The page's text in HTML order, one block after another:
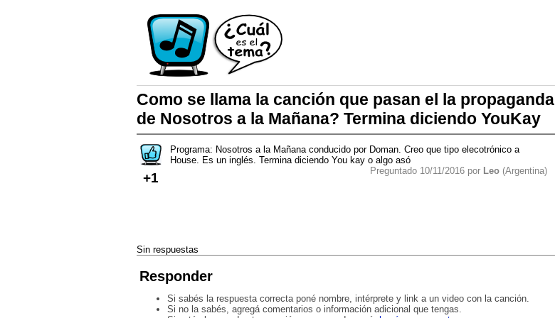
Como se llama la canción que pasan el la propaganda
de Nosotros a la Mañana? Termina diciendo YouKay
+1
Programa: Nosotros a la Mañana conducido por Doman. Creo que tipo elecotrónico a
House. Es un inglés. Termina diciendo You kay o algo asó
Preguntado 10/11/2016 por Leo(Argentina)
Sin respuestas
Responder
Si sabés la respuesta correcta poné nombre, intérprete y link a un video con la canción.
Si no la sabés, agregá comentarios o información adicional que tengas.